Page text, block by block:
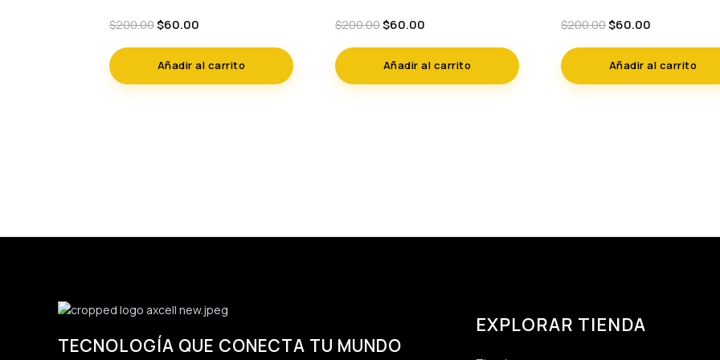
$200.00Original
$200.00.
$60.00
$60.00.
Añadir al carrito
$200.00Original
$200.00.
$60.00
$60.00.
Añadir al carrito
$200.00Original
$200.00.
$60.00
$60.00.
Añadir al carrito
TECNOLOGÍA QUE CONECTA TU MUNDO
EXPLORAR TIENDA